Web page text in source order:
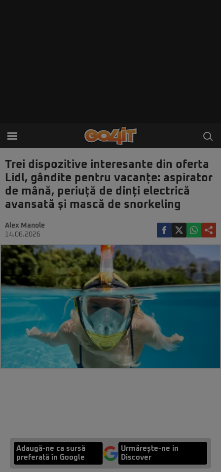
Trei dispozitive interesante din oferta
Lidl, gândite pentru vacanțe: aspirator
de mână, periuță de dinți electrică
avansată și mască de snorkeling
Alex Manole
14.06.2026
Adaugă-ne ca sursă
preferată în Google
Urmărește-ne in
Discover